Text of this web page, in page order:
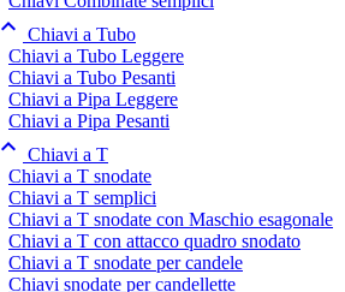
 Chiavi a Tubo
Chiavi a Tubo Leggere
Chiavi a Tubo Pesanti
Chiavi a Pipa Leggere
Chiavi a Pipa Pesanti
 Chiavi a T
Chiavi a T snodate
Chiavi a T semplici
Chiavi a T snodate con Maschio esagonale
Chiavi a T con attacco quadro snodato
Chiavi a T snodate per candele
Chiavi snodate per candellette